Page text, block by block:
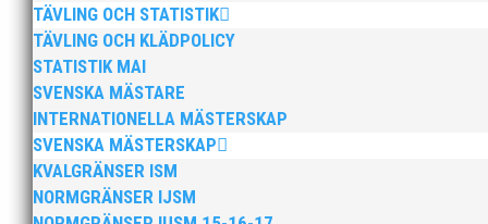
TÄVLING OCH STATISTIK
TÄVLING OCH KLÄDPOLICY
STATISTIK MAI
SVENSKA MÄSTARE
INTERNATIONELLA MÄSTERSKAP
SVENSKA MÄSTERSKAP
KVALGRÄNSER ISM
NORMGRÄNSER IJSM